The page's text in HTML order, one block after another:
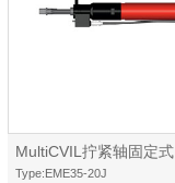
MultiCVIL拧紧轴固定式
Type:EME35-20J